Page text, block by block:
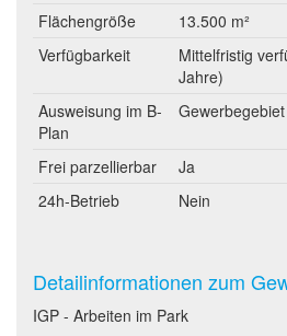
Flächengröße
13.500 m²
Verfügbarkeit
Mittelfristig
Jahre)
Ausweisung im B-
Plan
Frei parzellierbar
Ja
24h-Betrieb
Nein
Detailinformationen zum
IGP - Arbeiten im Park